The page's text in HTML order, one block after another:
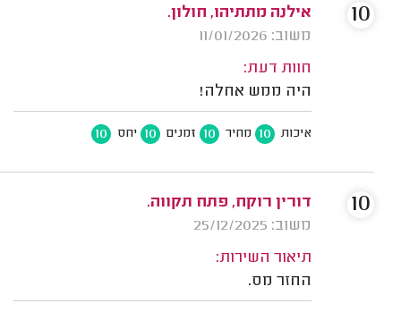
אילנה מתתיהו, חולון.
משוב: 11/01/2026
חוות דעת:
היה ממש אחלה!
איכות 10 מחיר 10 זמנים 10 יחס 10
10
דורין רוקח, פתח תקווה.
משוב: 25/12/2025
תיאור השירות:
החזר מס.
10